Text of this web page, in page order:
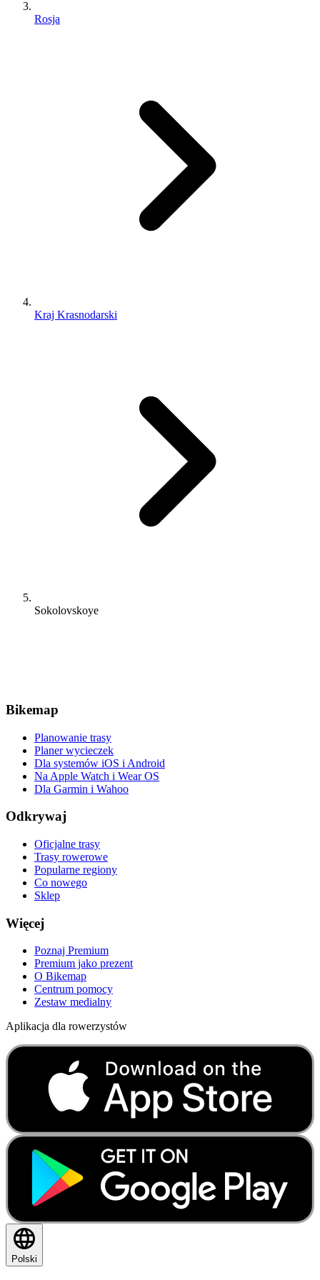
Rosja
Kraj Krasnodarski
Sokolovskoye
Bikemap
Planowanie trasy
Planer wycieczek
Dla systemów iOS i Android
Na Apple Watch i Wear OS
Dla Garmin i Wahoo
Odkrywaj
Oficjalne trasy
Trasy rowerowe
Popularne regiony
Co nowego
Sklep
Więcej
Poznaj Premium
Premium jako prezent
O Bikemap
Centrum pomocy
Zestaw medialny
Aplikacja dla rowerzystów
Polski